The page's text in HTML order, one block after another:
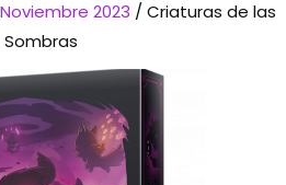
Noviembre 2023 / Criaturas de las
Sombras